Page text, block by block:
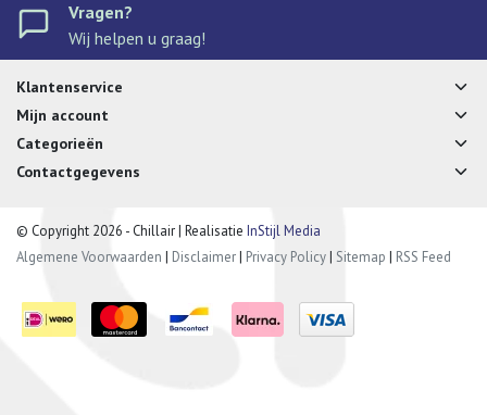
Vragen?
Wij helpen u graag!
Klantenservice
Mijn account
Categorieën
Contactgegevens
© Copyright 2026 - Chillair | Realisatie InStijl Media
Algemene Voorwaarden | Disclaimer| Privacy Policy| Sitemap | RSS Feed